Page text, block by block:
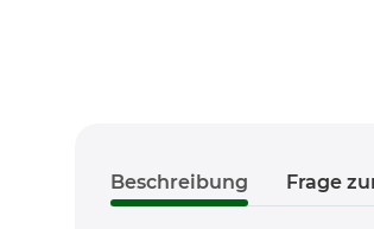
Beschreibung Frage